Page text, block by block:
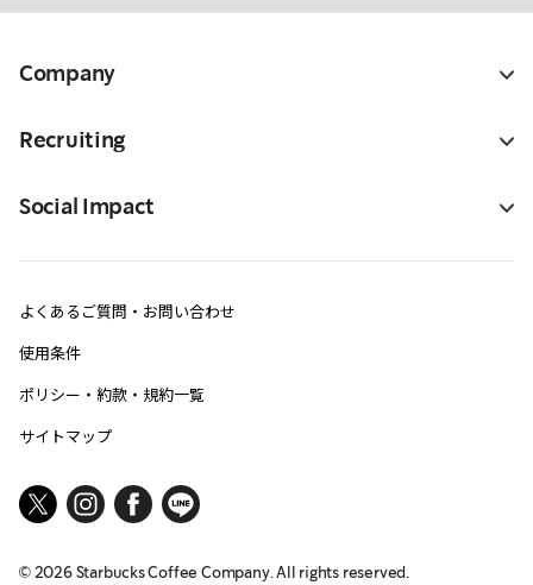
Company
Recruiting
Social Impact
よくあるご質問・お問い合わせ
使用条件
ポリシー・約款・規約一覧
サイトマップ
© 2026Starbucks Coffee Company. All rights reserved.